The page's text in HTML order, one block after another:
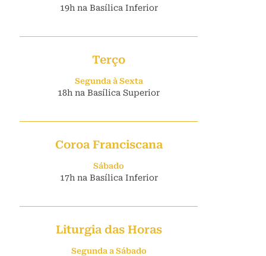
19h na Basílica Inferior
Terço
Segunda à Sexta
18h na Basílica Superior
Coroa Franciscana
Sábado
17h na Basílica Inferior
Liturgia das Horas
Segunda a Sábado